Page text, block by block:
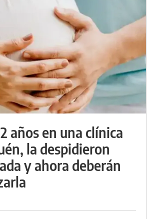
años en una clínica
la despidieron
y ahora deberán